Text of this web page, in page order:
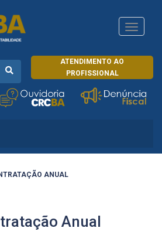
ATENDIMENTO AO
PROFISSIONAL
CRCRJ
ANUAL
Anual